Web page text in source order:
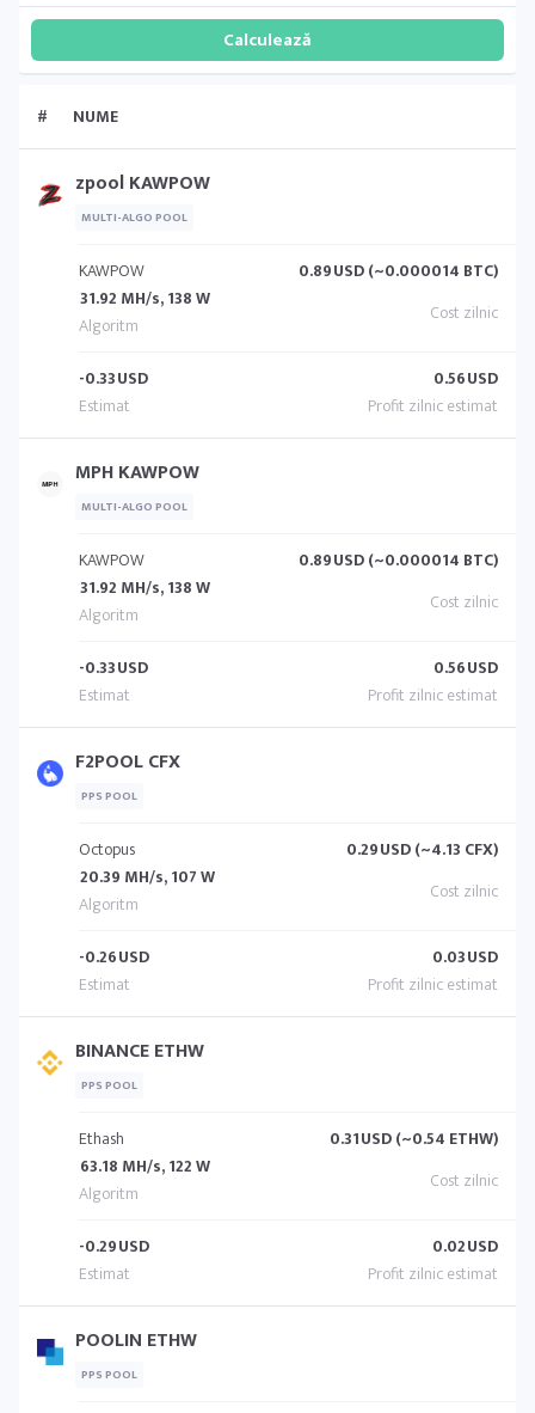
# NUME
zpool KAWPOW
MULTI-ALGO POOL
KAWPOW
31.92 MH/s, 138 W
0.89USD (~0.000014 BTC)
-0.33USD 0.56USD
MPH KAWPOW
MULTI-ALGO POOL
KAWPOW
31.92 MH/s, 138 W
0.89USD (~0.000014 BTC)
-0.33USD 0.56USD
F2POOL CFX
PPS POOL
Octopus
20.39 MH/s, 107 W
0.29USD (~4.13 CFX)
-0.26USD 0.03USD
BINANCE ETHW
PPS POOL
Ethash
63.18 MH/s, 122 W
0.31USD (~0.54 ETHW)
-0.29USD 0.02USD
POOLIN ETHW
PPS POOL